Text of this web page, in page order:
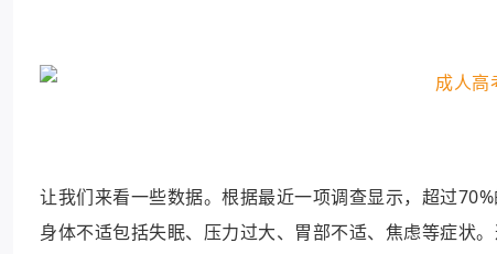
让我们来看一些数据。根据最近一项调查显示，超过
身体不适包括失眠、压力过大、胃部不适、焦虑等症状